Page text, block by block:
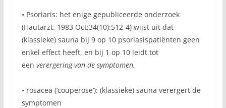
• Psoriaris: het enige gepubliceerde onderzoek
(Hautarzt. 1983 Oct;34(10):512-4) wijst uit dat
(klassieke) sauna bij 9 op 10 psoriasispatiënten geen
enkel effect heeft, en bij 1 op 10 leidt tot
een verergering van de symptomen.
• rosacea (‘couperose’): (klassieke) sauna verergert de
symptomen